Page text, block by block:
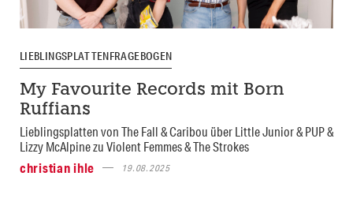
LIEBLINGSPLATTENFRAGEBOGEN
My Favourite Records mit Born
Ruffians
Lieblingsplatten von The Fall & Caribou über Little Junior & PUP &
Lizzy McAlpine zu Violent Femmes & The Strokes
christian ihle
19.08.2025